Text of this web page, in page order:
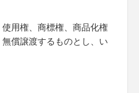
用権、商標権、商品化権
償譲渡するものとし、い